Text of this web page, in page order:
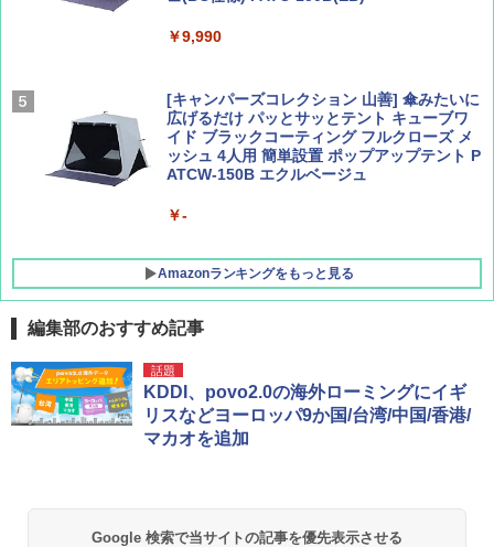
￥1,760
￥1,540
￥9,990
[キャンパーズコレクション 山善] 傘みたいに
広げるだけ パッとサッとテント キューブワ
イド ブラックコーティング フルクローズ メ
ッシュ 4人用 簡単設置 ポップアップテント P
ATCW-150B エクルベージュ
￥-
Amazonランキングをもっと見る
熊撃退スプレー 熊よけスプレー 熊スプレー
【日本企業販売】超強力クマ対策スプレー 30
0ml（連続噴射30秒）110ml（連続噴射15
秒）射程5～10m 安全ロック搭載 携帯収納袋
付き ヒグマ・イノシシ対策 自治体・教育機
￥3,680
編集部のおすすめ記事
話題
KDDI、povo2.0の海外ローミングにイギ
リスなどヨーロッパ9か国/台湾/中国/香港/
マカオを追加
Google 検索で当サイトの記事を優先表示させる